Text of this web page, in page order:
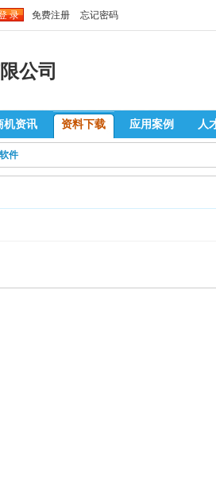
免费注册 忘记密码
公司
机资讯 资料下载 应用案例 人
软件